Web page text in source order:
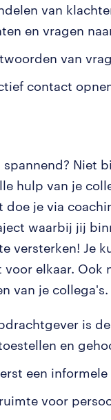
van
en vragen
van
contact
spannend? Niet
hulp van je
doe je via
waarbij jij
versterken! Je
voor elkaar.
van je collega's.
is
en
een
voor